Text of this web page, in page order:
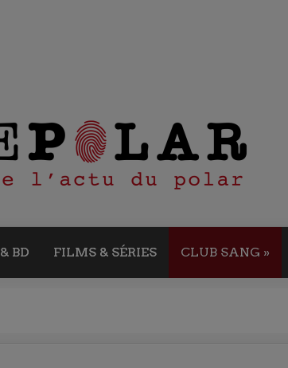
BD FILMS & SÉRIES CLUB SANG »